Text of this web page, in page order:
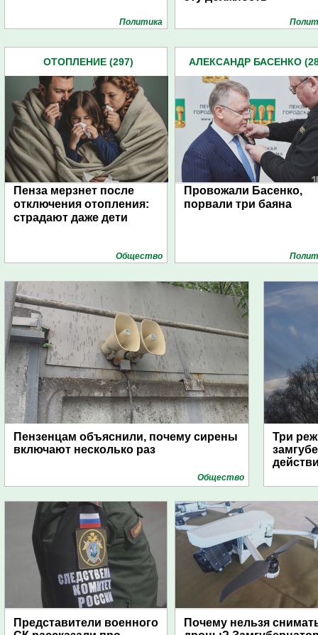
Политика
ОТОПЛЕНИЕ (297)
Пенза мерзнет после
отключения отопления:
страдают даже дети
Общество
АЛЕКСАНДР БАСЕНКО
Провожали Басенко,
порвали три баяна
Пензенцам объяснили, почему сирены
включают несколько раз
Общество
Три
Представители военного
Почему нельзя